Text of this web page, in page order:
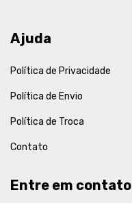
Ajuda
Política de Privacidade
Política de Envio
Política de Troca
Contato
Entre em contato